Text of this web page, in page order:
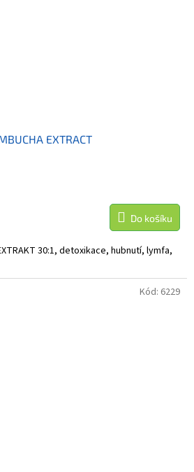
EXTRACT
Do košíku
30:1, detoxikace, hubnutí, lymfa,
Kód: 6229